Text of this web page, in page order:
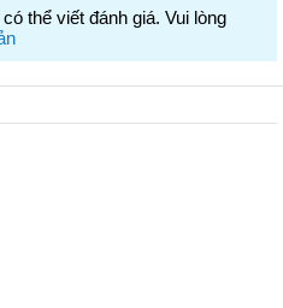
tắtthể viết đánh giá. Vui lòng